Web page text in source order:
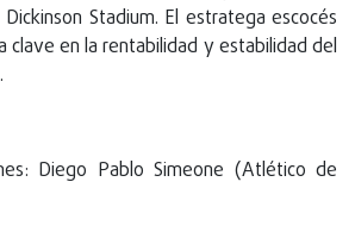
Stadium. El estratega escocés
clave en la rentabilidad y estabilidad del
Diego Pablo Simeone (Atlético de